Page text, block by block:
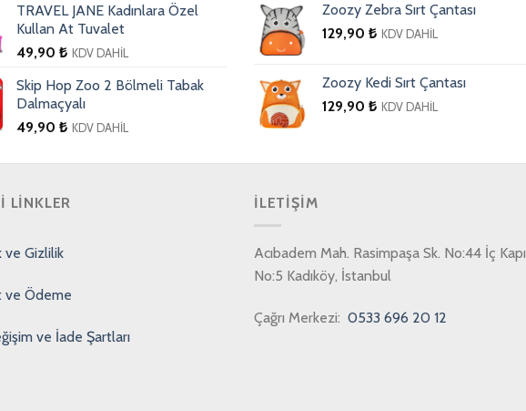
TRAVEL JANE Kadınlara Özel
Kullan At Tuvalet
49,90 ₺ KDV DAHİL
Skip Hop Zoo 2 Bölmeli Tabak
Dalmaçyalı
49,90 ₺ KDV DAHİL
Zoozy Zebra Sırt Çantası
129,90 ₺ KDV DAHİL
Zoozy Kedi Sırt Çantası
129,90 ₺ KDV DAHİL
LINKLER
ve Gizlilik
ve Ödeme
ve İade Şartları
İLETIŞIM
Acıbadem Mah. Rasimpaşa Sk. No:44 İç Kapı
No:5 Kadıköy, İstanbul
Çağrı Merkezi: 0533 696 20 12